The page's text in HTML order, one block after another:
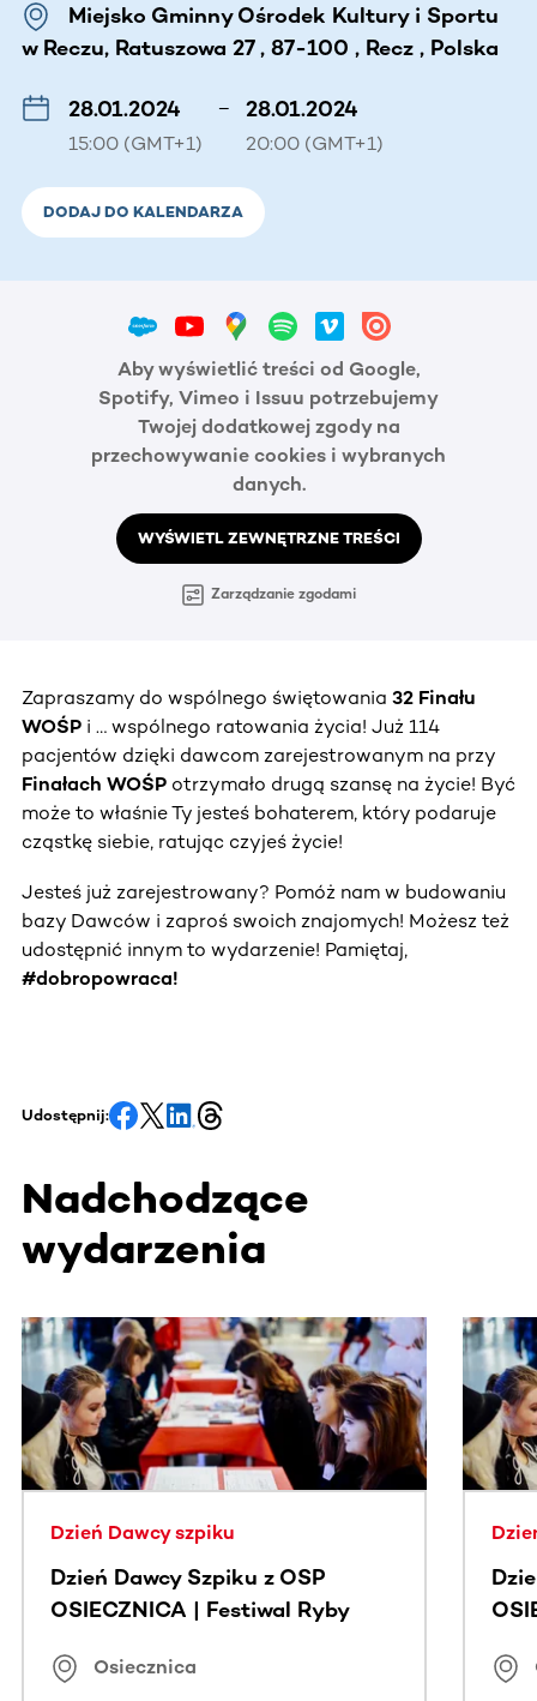
Miejsko Gminny Ośrodek Kultury i Sportu
w Reczu, Ratuszowa 27 , 87-100 , Recz , Polska
28.01.2024
15:00 (GMT+1)
– 28.01.2024
20:00 (GMT+1)
DODAJ DO KALENDARZA
Aby wyświetlić treści od Google,
Spotify, Vimeo i Issuu potrzebujemy
Twojej dodatkowej zgody na
przechowywanie cookies i wybranych
danych.
WYŚWIETL ZEWNĘTRZNE TREŚCI
Zarządzanie zgodami
Zapraszamy do wspólnego świętowania 32 Finału
WOŚP i … wspólnego ratowania życia! Już 114
pacjentów dzięki dawcom zarejestrowanym na przy
Finałach WOŚP otrzymało drugą szansę na życie! Być
może to właśnie Ty jesteś bohaterem, który podaruje
cząstkę siebie, ratując czyjeś życie!
Jesteś już zarejestrowany? Pomóż nam w budowaniu
bazy Dawców i zaproś swoich znajomych! Możesz też
udostępnić innym to wydarzenie! Pamiętaj,
#dobropowraca!
Udostępnij:
Nadchodzące
wydarzenia
Ta sekcja zawiera treści przewijane w poziomie. Użyj
Dzień Dawcy szpiku
Dzień Dawcy Szpiku z OSP
OSIECZNICA | Festiwal Ryby
Osiecznica